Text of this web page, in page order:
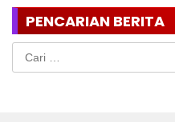
PENCARIAN BERITA
Cari
untuk: